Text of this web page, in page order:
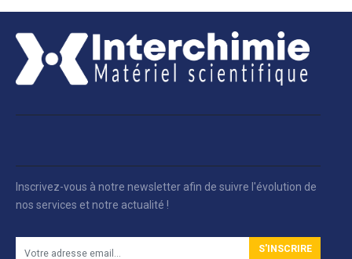
Inscrivez-vous à notre newsletter afin de suivre l'évolution de
nos services et notre actualité !
S'INSCRIRE